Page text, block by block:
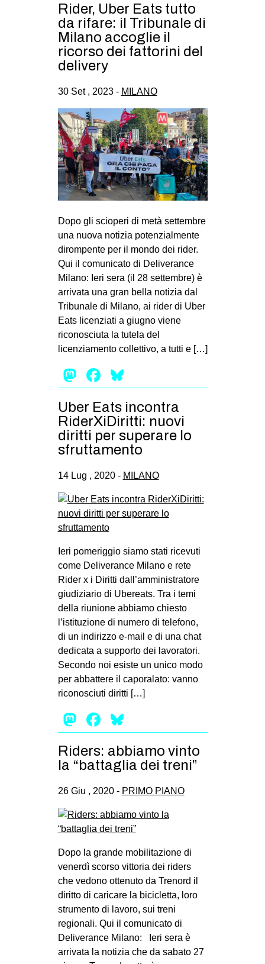
bsky
ms
Rider, Uber Eats tutto
da rifare: il Tribunale di
Milano accoglie il
ricorso dei fattorini del
delivery
30 Set , 2023 - MILANO
Dopo gli scioperi di metà settembre
una nuova notizia potenzialmente
dirompente per il mondo dei rider.
Qui il comunicato di Deliverance
Milano: Ieri sera (il 28 settembre) è
arrivata una gran bella notizia dal
Tribunale di Milano, ai rider di Uber
Eats licenziati a giugno viene
riconosciuta la tutela del
licenziamento collettivo, a tutti e […]
Mastodon
Facebook
Uber Eats incontra
RiderXiDiritti: nuovi
diritti per superare lo
sfruttamento
14 Lug , 2020 - MILANO
Ieri pomeriggio siamo stati ricevuti
come Deliverance Milano e rete
Rider x i Diritti dall’amministratore
giudiziario di Ubereats. Tra i temi
della riunione abbiamo chiesto
l’istituzione di numero di telefono,
di un indirizzo e-mail e di una chat
dedicata a supporto dei lavoratori.
Secondo noi esiste un unico modo
per abbattere il caporalato: vanno
riconosciuti diritti […]
Mastodon
Facebook
Riders: abbiamo vinto
la “battaglia dei treni”
26 Giu , 2020 - PRIMO PIANO
Dopo la grande mobilitazione di
venerdì scorso vittoria dei riders
che vedono ottenuto da Trenord il
diritto di caricare la bicicletta, loro
strumento di lavoro, sui treni
regionali. Qui il comunicato di
Deliverance Milano: Ieri sera è
arrivata la notizia che da sabato 27